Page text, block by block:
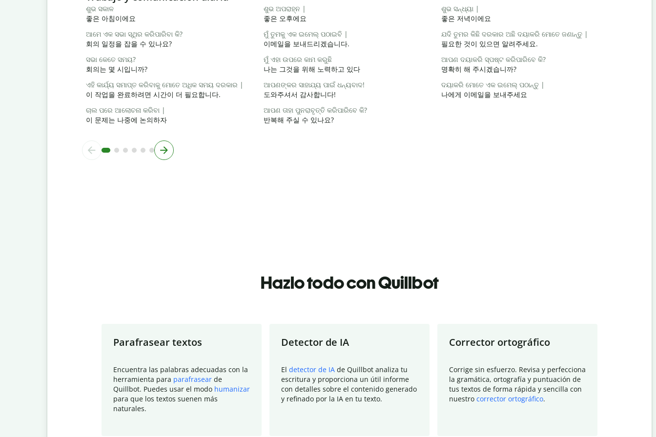
ଶୁଭ ସକାଳ
좋은 아침이에요
ଶୁଭ ଅପରାହ୍ନ |
좋은 오후에요
ଶୁଭ ସନ୍ଧ୍ୟା |
좋은 저녁이에요
ଆମେ ଏକ ସଭା ସ୍ଥିର କରିପାରିବା କି?
회의 일정을 잡을 수 있나요?
ମୁଁ ତୁମକୁ ଏକ ଇମେଲ୍ ପଠାଇବି |
이메일을 보내드리겠습니다.
ଯଦି ତୁମର କିଛି ଦରକାର ଅଛି ଦୟାକରି ମୋତେ ଜଣାନ୍ତୁ |
필요한 것이 있으면 알려주세요.
ସଭା କେତେ ସମୟ?
회의는 몇 시입니까?
ମୁଁ ଏହା ଉପରେ କାମ କରୁଛି
나는 그것을 위해 노력하고 있다
ଆପଣ ଦୟାକରି ସ୍ପଷ୍ଟ କରିପାରିବେ କି?
명확히 해 주시겠습니까?
ଏହି କାର୍ଯ୍ୟ ସମାପ୍ତ କରିବାକୁ ମୋତେ ଅଧିକ ସମୟ ଦରକାର |
이 작업을 완료하려면 시간이 더 필요합니다.
ଆପଣଙ୍କର ସାହାଯ୍ୟ ପାଇଁ ଧନ୍ୟବାଦ!
도와주셔서 감사합니다!
ଦୟାକରି ମୋତେ ଏକ ଇମେଲ୍ ପଠାନ୍ତୁ |
나에게 이메일을 보내주세요
ଚାଲ ପରେ ଆଲୋଚନା କରିବା |
이 문제는 나중에 논의하자
ଆପଣ ତାହା ପୁନରାବୃତ୍ତି କରିପାରିବେ କି?
반복해 주실 수 있나요?
Hazlo todo con Quillbot
Parafrasear textos
Encuentra las palabras adecuadas con la
herramienta para parafrasear de
Quillbot. Puedes usar el modo humanizar
para que los textos suenen más
naturales.
Detector de IA
El detector de IA de Quillbot analiza tu
escritura y proporciona un útil informe
con detalles sobre el contenido generado
y refinado por la IA en tu texto.
Corrector ortográfico
Corrige sin esfuerzo. Revisa y perfecciona
la gramática, ortografía y puntuación de
tus textos de forma rápida y sencilla con
nuestro corrector ortográfico.